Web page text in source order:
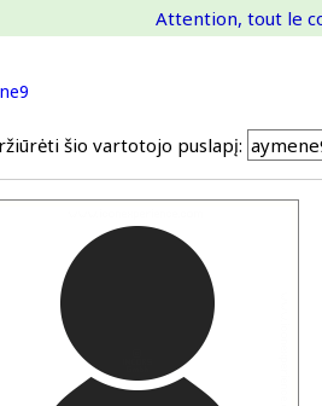
Attention, tout le
šio vartotojo puslapį: